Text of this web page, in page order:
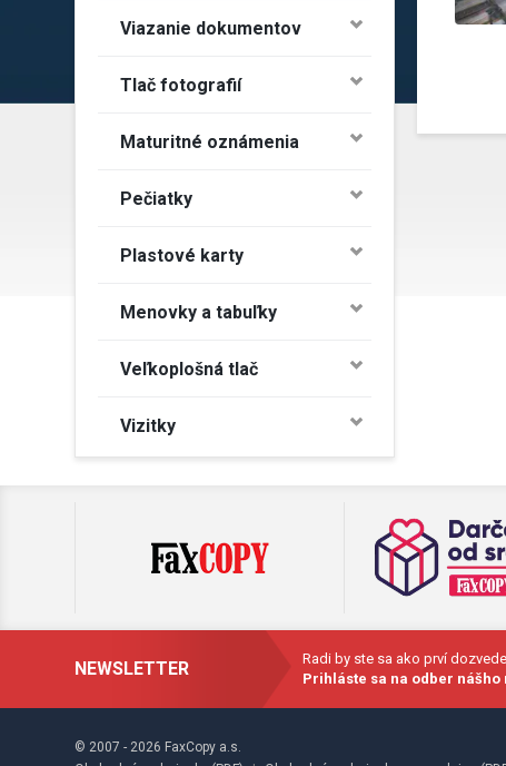
Viazanie dokumentov
Tlač fotografií
Maturitné oznámenia
Pečiatky
Plastové karty
Menovky a tabuľky
Veľkoplošná tlač
Vizitky
NEWSLETTER
Radi by ste sa ako prví
Prihláste sa na odber nášho
© 2007 - 2026 FaxCopy a.s.